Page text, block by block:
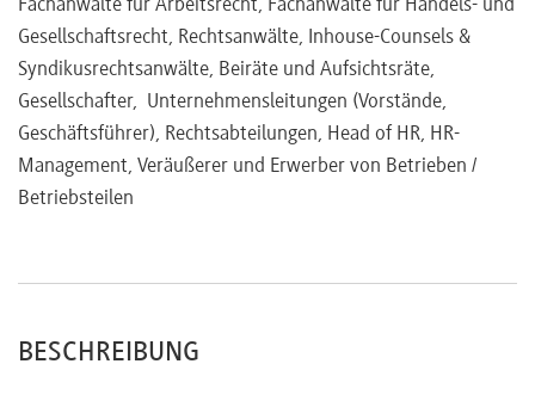
Fachanwälte für Arbeitsrecht, Fachanwälte für Handels- und
Gesellschaftsrecht, Rechtsanwälte, Inhouse-Counsels &
Syndikusrechtsanwälte, Beiräte und Aufsichtsräte,
Gesellschafter, Unternehmensleitungen (Vorstände,
Geschäftsführer), Rechtsabteilungen, Head of HR, HR-
Management, Veräußerer und Erwerber von Betrieben /
Betriebsteilen
BESCHREIBUNG